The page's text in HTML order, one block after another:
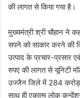
की लागत से किया गया है।
मुख्यमंत्री श्री चौहान ने
सपने को साकार करने की
उत्पाद के प्रचार-प्रसार
रुपए की लागत से यूनिटी
उज्जैन जिले में 284 करोड़
साथ ही एकात्म लोक